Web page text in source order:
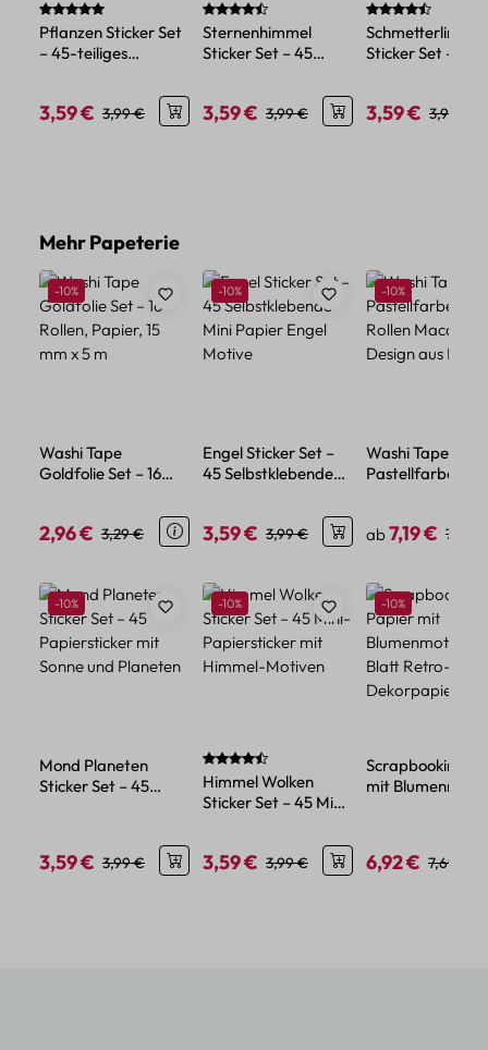
Durchschnittliche Bewertung von 5 von 5 Sternen
Pflanzen Sticker Set
– 45-teiliges
botanischen Motiven
Verkaufspreis:
3,59 € Regulärer Preis:
3,99 €
Durchschnittliche Bewertung von 4.86
Sternenhimmel
Sticker Set – 45
mit Sonne, Mond und
Sterne
Verkaufspreis:
3,59 € Regulärer Preis:
3,99 €
Schmetterlinge
Sticker Set – 45-
Verkaufspreis:
3,59 € 3,99 €
Produktgalerie überspringen
Mehr Papeterie
Rabatt
-10%
Washi Tape
Goldfolie Set – 16
Verkaufspreis:
2,96 € Regulärer Preis:
3,29 €
Rabatt
-10%
Engel Sticker Set –
45 Selbstklebende
Verkaufspreis:
3,59 € Regulärer Preis:
3,99 €
Rabatt
-10%
Washi Tape Set
Pastellfarben –
Verkaufspreis:
ab7,19 € 7,99 €
Produktgalerie überspringen
Rabatt
-10%
Mond Planeten
Sticker Set – 45
Verkaufspreis:
3,59 € Regulärer Preis:
3,99 €
Rabatt
-10%
Durchschnittliche Bewertung von 4.88
Himmel Wolken
Sticker Set – 45 Mini-
Himmel-Motiven
Verkaufspreis:
3,59 € Regulärer Preis:
3,99 €
Rabatt
-10%
Scrapbooking
mit
Verkaufspreis:
6,92 € 7,69 €